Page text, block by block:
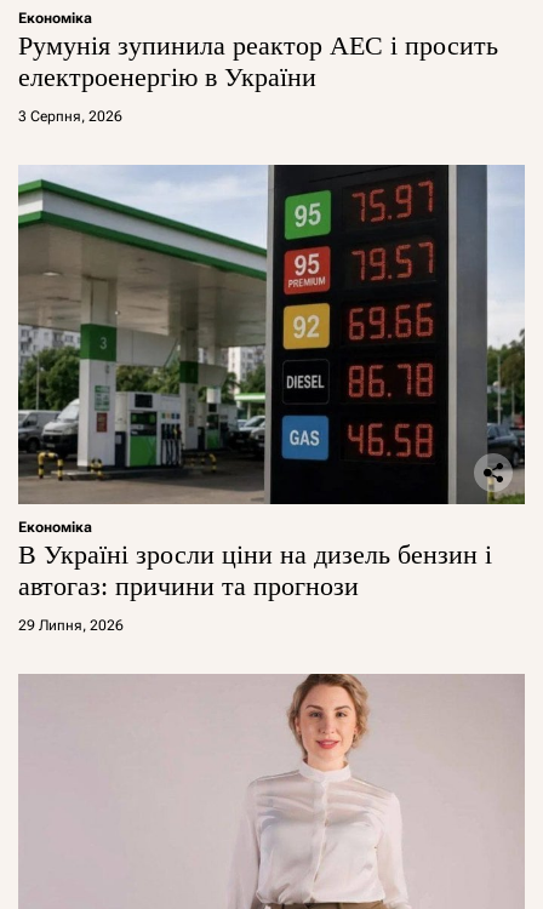
Економіка
Румунія зупинила реактор АЕС і просить
електроенергію в України
3 Серпня, 2026
Економіка
В Україні зросли ціни на дизель бензин і
автогаз: причини та прогнози
29 Липня, 2026